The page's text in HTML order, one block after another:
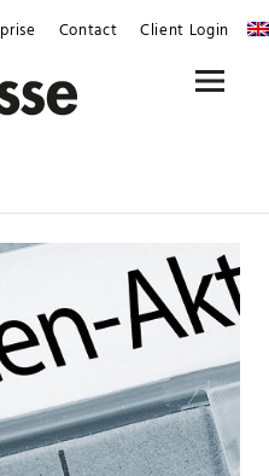
Contact Client Login
Menu